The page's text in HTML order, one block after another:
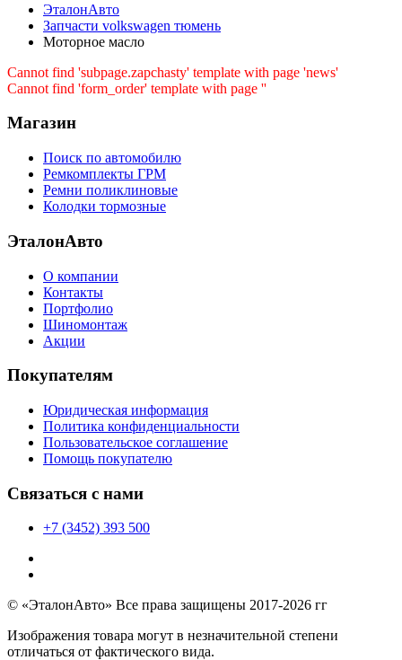
ЭталонАвто
Запчасти volkswagen тюмень
Моторное масло
Cannot find 'subpage.zapchasty' template with page 'news'
Cannot find 'form_order' template with page ''
Магазин
Поиск по автомобилю
Ремкомплекты ГРМ
Ремни поликлиновые
Колодки тормозные
ЭталонАвто
О компании
Контакты
Портфолио
Шиномонтаж
Акции
Покупателям
Юридическая информация
Политика конфиденциальности
Пользовательское соглашение
Помощь покупателю
Связаться с нами
+7 (3452) 393 500
© «ЭталонАвто» Все права защищены 2017-2026 гг
Изображения товара могут в незначительной степени
отличаться от фактического вида.